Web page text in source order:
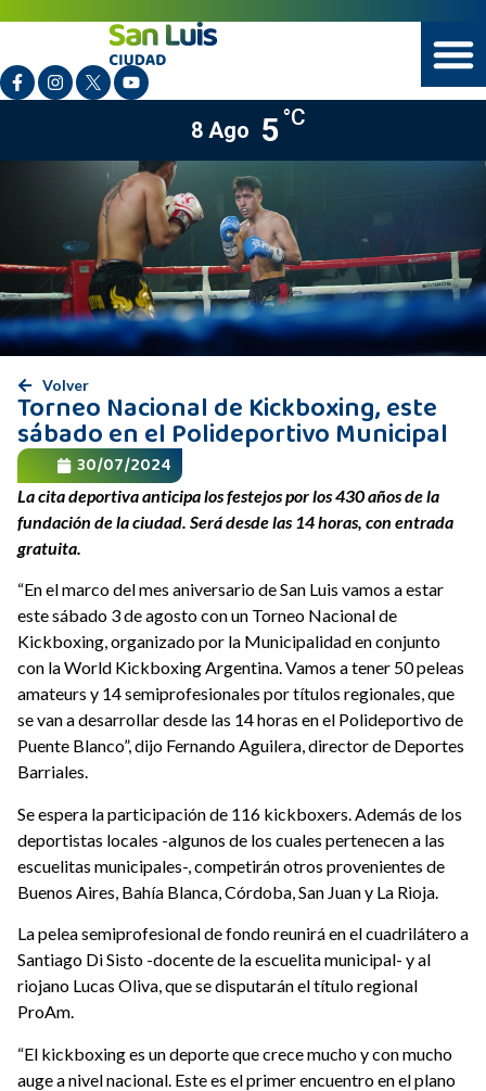
8 Ago 5°C
Volver
Torneo Nacional de Kickboxing, este
sábado en el Polideportivo Municipal
30/07/2024
La cita deportiva anticipa los festejos por los 430 años de la
fundación de la ciudad. Será desde las 14 horas, con entrada
gratuita.
“En el marco del mes aniversario de San Luis vamos a estar
este sábado 3 de agosto con un Torneo Nacional de
Kickboxing, organizado por la Municipalidad en conjunto
con la World Kickboxing Argentina. Vamos a tener 50 peleas
amateurs y 14 semiprofesionales por títulos regionales, que
se van a desarrollar desde las 14 horas en el Polideportivo de
Puente Blanco”, dijo Fernando Aguilera, director de Deportes
Barriales.
Se espera la participación de 116 kickboxers. Además de los
deportistas locales -algunos de los cuales pertenecen a las
escuelitas municipales-, competirán otros provenientes de
Buenos Aires, Bahía Blanca, Córdoba, San Juan y La Rioja.
La pelea semiprofesional de fondo reunirá en el cuadrilátero a
Santiago Di Sisto -docente de la escuelita municipal- y al
riojano Lucas Oliva, que se disputarán el título regional
ProAm.
“El kickboxing es un deporte que crece mucho y con mucho
auge a nivel nacional. Este es el primer encuentro en el plano